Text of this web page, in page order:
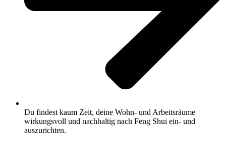
Du findest kaum Zeit, deine Wohn- und Arbeitsräume
wirkungsvoll und nachhaltig nach Feng Shui ein- und
auszurichten.